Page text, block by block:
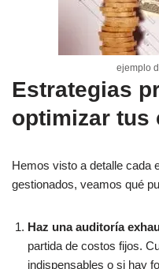
ejemplo
Estrategias
optimizar tus
Hemos visto a detalle cada
gestionados, veamos qué
Haz una auditoría
partida de costos fijos.
indispensables o si hay